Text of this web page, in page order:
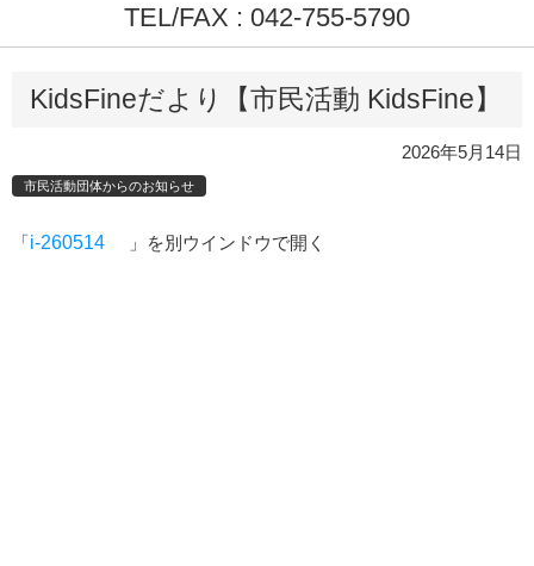
TEL/FAX : 042-755-5790
コンテンツに移動
KidsFineだより【市民活動 KidsFine】
2026年5月14日
市民活動団体からのお知らせ
「i-260514 」を別ウインドウで開く